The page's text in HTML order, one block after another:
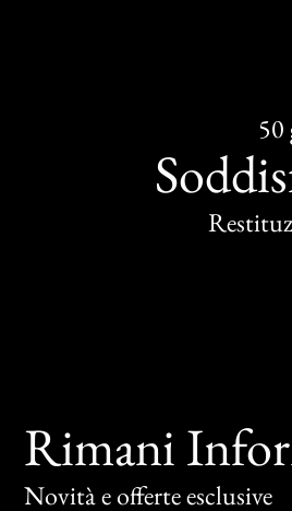
50
Rimani
Novità e offerte esclusive